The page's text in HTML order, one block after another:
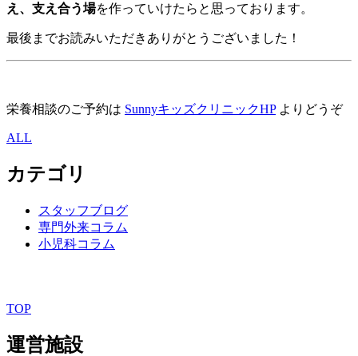
え、支え合う場を作っていけたらと思っております。
最後までお読みいただきありがとうございました！
栄養相談のご予約は SunnyキッズクリニックHPよりどうぞ
ALL
カテゴリ
スタッフブログ
専門外来コラム
小児科コラム
TOP
運営施設